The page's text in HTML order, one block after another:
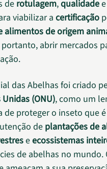
de rotulagem,qualidadee
viabilizar a certificação
alimentos de origem
abrir mercados
das Abelhas foi criado
(ONU), como um
de proteger o inseto que
de plantações de
eecossistemas
de abelhas no mundo.